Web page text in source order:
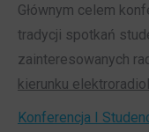
Głównym celem
tradycji spotkań
zainteresowanych
kierunku
Konferencja I